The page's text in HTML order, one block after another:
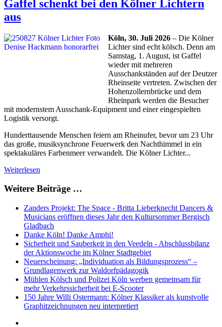
Gaffel schenkt bei den Kölner Lichtern
aus
Köln, 30. Juli 2026 – Die Kölner
Lichter sind echt kölsch. Denn am
Samstag, 1. August, ist Gaffel
wieder mit mehreren
Ausschankständen auf der Deutzer
Rheinseite vertreten. Zwischen der
Hohenzollernbrücke und dem
Rheinpark werden die Besucher
mit modernstem Ausschank-Equipment und einer eingespielten
Logistik versorgt.
Hunderttausende Menschen feiern am Rheinufer, bevor um 23 Uhr
das große, musiksynchrone Feuerwerk den Nachthimmel in ein
spektakuläres Farbenmeer verwandelt. Die Kölner Lichter...
Weiterlesen
Weitere Beiträge …
Zanders Projekt: The Space - Britta Lieberknecht Dancers &
Musicians eröffnen dieses Jahr den Kultursommer Bergisch
Gladbach
Danke Köln! Danke Amphi!
Sicherheit und Sauberkeit in den Veedeln - Abschlussbilanz
der Aktionswoche im Kölner Stadtgebiet
Neuerscheinung: „Individuation als Bildungsprozess“ –
Grundlagenwerk zur Waldorfpädagogik
Mühlen Kölsch und Polizei Köln werben gemeinsam für
mehr Verkehrssicherheit bei E-Scooter
150 Jahre Willi Ostermann: Kölner Klassiker als kunstvolle
Graphitzeichnungen neu interpretiert